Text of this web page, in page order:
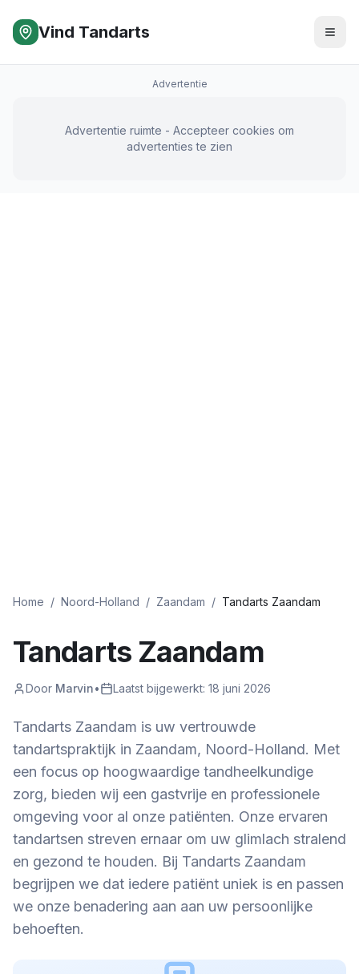
Vind Tandarts
Advertentie
Advertentie ruimte - Accepteer cookies om
advertenties te zien
Home / Noord-Holland / Zaandam / Tandarts Zaandam
Tandarts Zaandam
Door Marvin• Laatst bijgewerkt: 18 juni 2026
Tandarts Zaandam is uw vertrouwde
tandartspraktijk in Zaandam, Noord-Holland. Met
een focus op hoogwaardige tandheelkundige
zorg, bieden wij een gastvrije en professionele
omgeving voor al onze patiënten. Onze ervaren
tandartsen streven ernaar om uw glimlach stralend
en gezond te houden. Bij Tandarts Zaandam
begrijpen we dat iedere patiënt uniek is en passen
we onze benadering aan aan uw persoonlijke
behoeften.